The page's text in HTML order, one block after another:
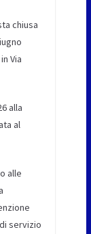
chiusa
Via
alla
al
alle
servizio